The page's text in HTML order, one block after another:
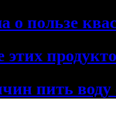
о пользе
пить